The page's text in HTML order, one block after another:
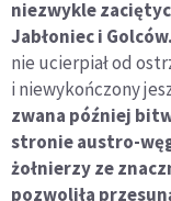
niezwykle
Jabłoniec i Golców.
nie ucierpiał od
i niewykończony
zwana później
stronie austro-
żołnierzy ze
pozwoliła